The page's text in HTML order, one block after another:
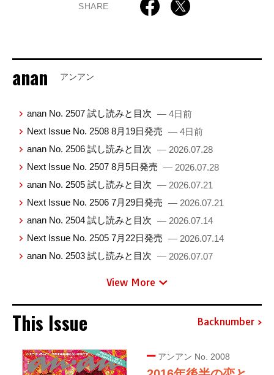
SHARE
anan アンアン
anan No. 2507 試し読みと目次 — 4日前
Next Issue No. 2508 8月19日発売 — 4日前
anan No. 2506 試し読みと目次 — 2026.07.28
Next Issue No. 2507 8月5日発売 — 2026.07.28
anan No. 2505 試し読みと目次 — 2026.07.21
Next Issue No. 2506 7月29日発売 — 2026.07.21
anan No. 2504 試し読みと目次 — 2026.07.14
Next Issue No. 2505 7月22日発売 — 2026.07.14
anan No. 2503 試し読みと目次 — 2026.07.07
View More
This Issue Backnumber
アンアン No. 2008